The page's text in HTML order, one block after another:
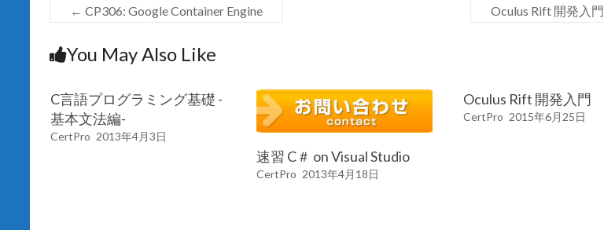
← CP306: Google Container Engine Oculus Rift 開発入門
You May Also Like
C言語プログラミング基礎 -
基本文法編-
CertPro 2013年4月3日
速習 C＃ on Visual Studio
CertPro 2013年4月18日
Oculus Rift 開発入門
CertPro 2015年6月25日